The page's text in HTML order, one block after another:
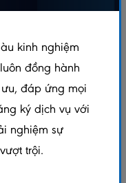
Ốp 2 Sóng DN2S-A038
Liên hệ
kinh nghiệm
đồng hành
đáp ứng mọi
ký dịch vụ với
nghiệm sự
trội.